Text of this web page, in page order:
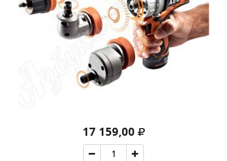
17 159,00